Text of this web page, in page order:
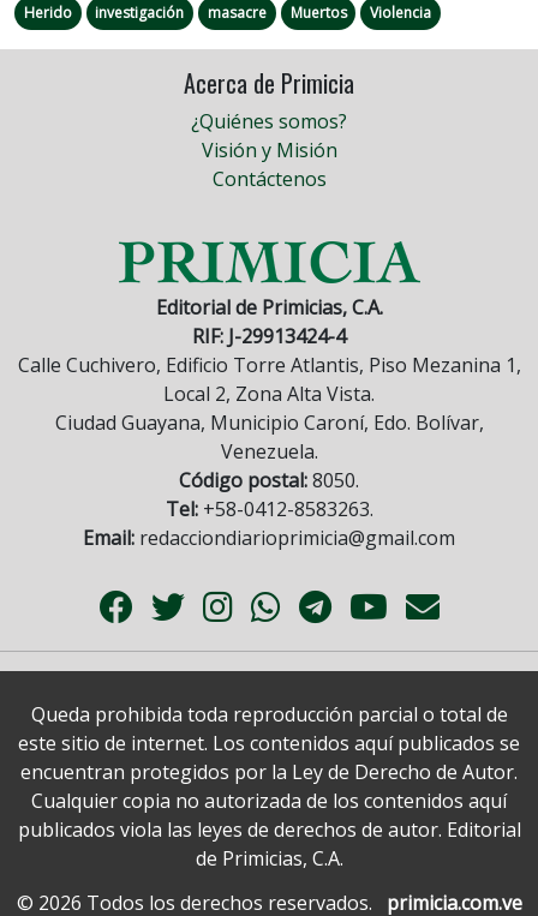
Herido
investigación masacre Muertos Violencia
Acerca de Primicia
¿Quiénes somos?
Visión y Misión
Contáctenos
Editorial de Primicias, C.A.
RIF: J-29913424-4
Calle Cuchivero, Edificio Torre Atlantis, Piso Mezanina 1,
Local 2, Zona Alta Vista.
Ciudad Guayana, Municipio Caroní, Edo. Bolívar,
Venezuela.
Código postal:8050.
Tel:+58-0412-8583263.
Email: redacciondiarioprimicia@gmail.com
Queda prohibida toda reproducción parcial o total de
este sitio de internet. Los contenidos aquí publicados se
encuentran protegidos por la Ley de Derecho de Autor.
Cualquier copia no autorizada de los contenidos aquí
publicados viola las leyes de derechos de autor. Editorial
de Primicias, C.A.
© 2026 Todos los derechos reservados.
primicia.com.ve